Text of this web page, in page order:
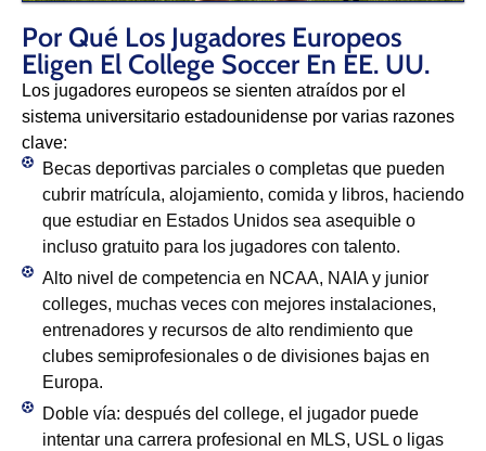
Por Qué Los Jugadores Europeos
Eligen El College Soccer En EE. UU.
Los jugadores europeos se sienten atraídos por el
sistema universitario estadounidense por varias razones
clave:​
Becas deportivas parciales o completas que pueden
cubrir matrícula, alojamiento, comida y libros, haciendo
que estudiar en Estados Unidos sea asequible o
incluso gratuito para los jugadores con talento.​
Alto nivel de competencia en NCAA, NAIA y junior
colleges, muchas veces con mejores instalaciones,
entrenadores y recursos de alto rendimiento que
clubes semiprofesionales o de divisiones bajas en
Europa.​
Doble vía: después del college, el jugador puede
intentar una carrera profesional en MLS, USL o ligas